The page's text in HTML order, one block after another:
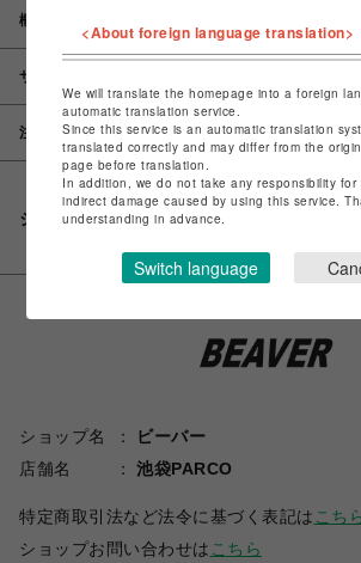
概要
サイズ
注意事項
シェアする
ショップ名
ビーバー
店舗名
池袋PARCO
特定商取引法など法令に基づく表記は こち
ショップお問い合わせは こちら
<About foreign language translation>
We will translate the homepage into a foreign
automatic translation service.
Since this service is an automatic translation
translated correctly and may differ from the
page before translation.
In addition, we do not take any responsibility for
indirect damage caused by using this service.
understanding in advance.
Switch language